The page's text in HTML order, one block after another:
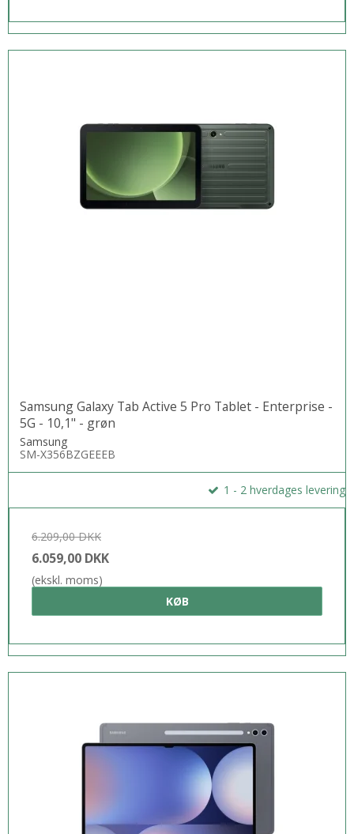
Samsung Galaxy Tab Active 5 Pro Tablet - Enterprise -
5G - 10,1" - grøn
Samsung
SM-X356BZGEEEB
1 - 2 hverdages levering
6.209,00 DKK
6.059,00 DKK
(ekskl. moms)
KØB